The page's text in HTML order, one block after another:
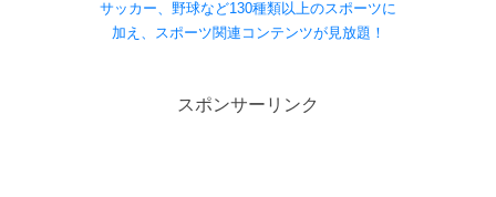
サッカー、野球など130種類以上のスポーツに
加え、スポーツ関連コンテンツが見放題！
スポンサーリンク